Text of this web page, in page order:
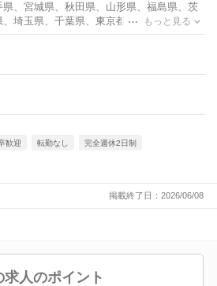
、宮城県、秋田県、山形県、福島県、茨
埼玉県、千葉県、東京都、神奈川県、富
新潟県、山梨県、長野県、岐阜県、静岡
賀県、京都府、大阪府、兵庫県、奈良
島根県、岡山県、広島県、山口県、徳島
知県、福岡県、佐賀県、長崎県、熊本
児島県、沖縄県
もっと見る
歓迎 転勤なし 完全週休2日制
掲載終了日：2026/06/08
求人のポイント